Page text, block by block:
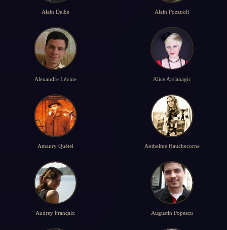
Alain Delbe Alain Pozzuoli
Alexandre Lévine Alice Arslanagic
Amaury Quétel Anthelme Hauchecorne
Audrey Françaix Augustin Popescu